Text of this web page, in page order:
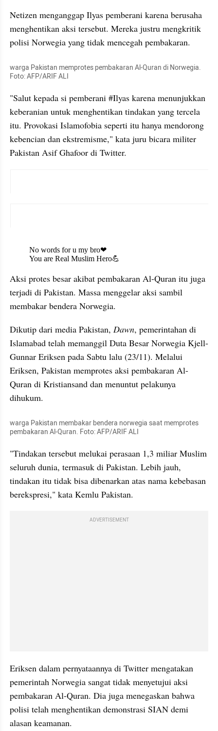
Netizen menganggap Ilyas pemberani karena berusaha
menghentikan aksi tersebut. Mereka justru mengkritik
polisi Norwegia yang tidak mencegah pembakaran.
warga Pakistan memprotes pembakaran Al-Quran di Norwegia.
Foto: AFP/ARIF ALI
"Salut kepada si pemberani #Ilyas karena menunjukkan
keberanian untuk menghentikan tindakan yang tercela
itu. Provokasi Islamofobia seperti itu hanya mendorong
kebencian dan ekstremisme," kata juru bicara militer
Pakistan Asif Ghafoor di Twitter.
X post embed
Aksi protes besar akibat pembakaran Al-Quran itu juga
terjadi di Pakistan. Massa menggelar aksi sambil
membakar bendera Norwegia.
Dikutip dari media Pakistan, Dawn, pemerintahan di
Islamabad telah memanggil Duta Besar Norwegia Kjell-
Gunnar Eriksen pada Sabtu lalu (23/11). Melalui
Eriksen, Pakistan memprotes aksi pembakaran Al-
Quran di Kristiansand dan menuntut pelakunya
dihukum.
warga Pakistan membakar bendera norwegia saat memprotes
pembakaran Al-Quran. Foto: AFP/ARIF ALI
"Tindakan tersebut melukai perasaan 1,3 miliar Muslim
seluruh dunia, termasuk di Pakistan. Lebih jauh,
tindakan itu tidak bisa dibenarkan atas nama kebebasan
berekspresi," kata Kemlu Pakistan.
ADVERTISEMENT
Eriksen dalam pernyataannya di Twitter mengatakan
pemerintah Norwegia sangat tidak menyetujui aksi
pembakaran Al-Quran. Dia juga menegaskan bahwa
polisi telah menghentikan demonstrasi SIAN demi
alasan keamanan.